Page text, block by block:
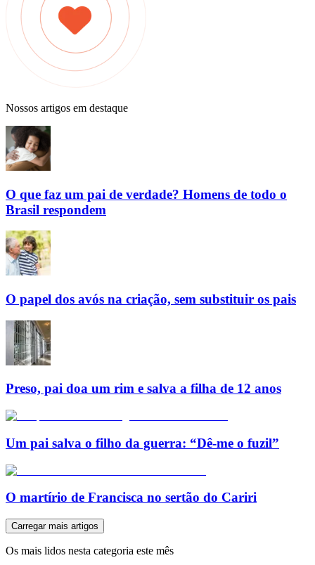
Nossos artigos em destaque
O que faz um pai de verdade? Homens de todo o
Brasil respondem
O papel dos avós na criação, sem substituir os pais
Preso, pai doa um rim e salva a filha de 12 anos
Um pai salva o filho da guerra: “Dê-me o fuzil”
O martírio de Francisca no sertão do Cariri
Carregar mais artigos
Os mais lidos nesta categoria este mês